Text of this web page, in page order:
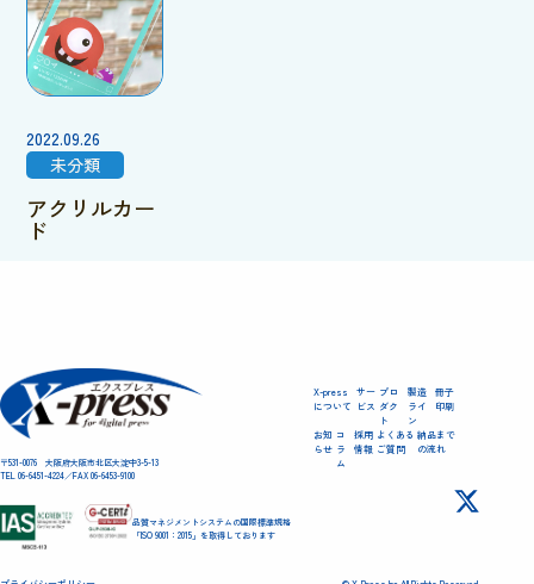
2022.09.26
未分類
アクリルカー
ド
〒531-0076 大阪府大阪市北区大淀中3-5-13
TEL 06-6451-4224／FAX 06-6453-9100
品質マネジメントシステムの国際標準規格
「ISO 9001：2015」を取得しております
X-press
について
サー
ビス
プロ
ダク
ト
製造
ライ
ン
冊子
印刷
お知
らせ
コ
ラ
ム
採用
情報
よくある
ご質問
納品まで
の流れ